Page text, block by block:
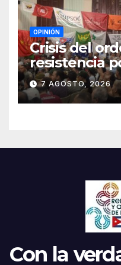
OPINIÓN
Crisis del
resistencia
el inicio de
Continental
7 AGOSTO, 2026
Con la